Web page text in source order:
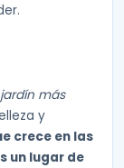
jardín más
y
crece en las
un lugar de